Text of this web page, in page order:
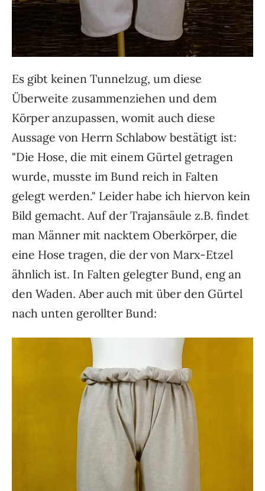
Es gibt keinen Tunnelzug, um diese
Überweite zusammenziehen und dem
Körper anzupassen, womit auch diese
Aussage von Herrn Schlabow bestätigt ist:
"Die Hose, die mit einem Gürtel getragen
wurde, musste im Bund reich in Falten
gelegt werden." Leider habe ich hiervon kein
Bild gemacht. Auf der Trajansäule z.B. findet
man Männer mit nacktem Oberkörper, die
eine Hose tragen, die der von Marx-Etzel
ähnlich ist. In Falten gelegter Bund, eng an
den Waden. Aber auch mit über den Gürtel
nach unten gerollter Bund: